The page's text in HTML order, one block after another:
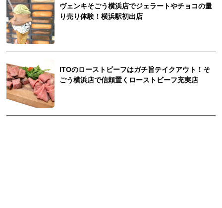
ヴェンキそごう横浜店でジェラートやチョコの量
り売り体験！横浜駅初出店
ITOのローストビーフはガチ旨テイクアウト！そ
ごう横浜店で信頼置くローストビーフ充実店